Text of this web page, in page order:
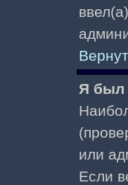
Я был
или
Если